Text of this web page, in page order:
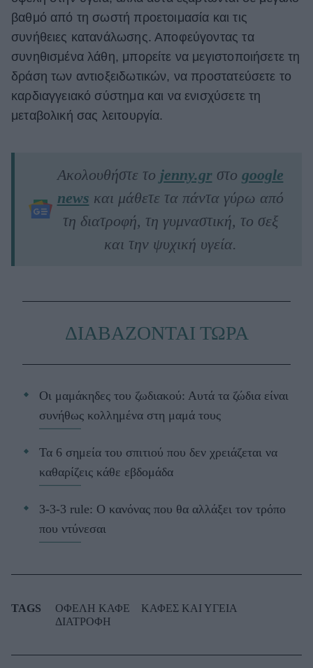
βαθμό από τη σωστή προετοιμασία και τις
συνήθειες κατανάλωσης. Αποφεύγοντας τα
συνηθισμένα λάθη, μπορείτε να μεγιστοποιήσετε τη
δράση των αντιοξειδωτικών, να προστατεύσετε το
καρδιαγγειακό σύστημα και να ενισχύσετε τη
μεταβολική σας λειτουργία.
Ακολουθήστε το jenny.grστο google
news και μάθετε τα πάντα γύρω από
τη διατροφή, τη γυμναστική, το σεξ
και την ψυχική υγεία.
ΔΙΑΒΑΖΟΝΤΑΙ ΤΩΡΑ
Οι μαμάκηδες του ζωδιακού: Αυτά τα ζώδια είναι
συνήθως κολλημένα στη μαμά τους
Τα 6 σημεία του σπιτιού που δεν χρειάζεται να
καθαρίζεις κάθε εβδομάδα
3-3-3 rule: Ο κανόνας που θα αλλάξει τον τρόπο
που ντύνεσαι
TAGS ΟΦΕΛΗ ΚΑΦΕ
ΚΑΦΕΣ ΚΑΙ ΥΓΕΙΑ
ΔΙΑΤΡΟΦΗ